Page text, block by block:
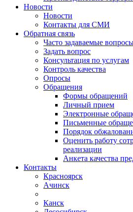
Новости
Новости
Контакты для СМИ
Обратная связь
Часто задаваемые
Задать вопрос
Консультация по услугам
Контроль качества
Опросы
Обращения
Формы обращений
Личный прием
Электронные
Письменные
Порядок
Оценить работу
реализации
Анкета качества
Контакты
Красноярск
Ачинск
Канск